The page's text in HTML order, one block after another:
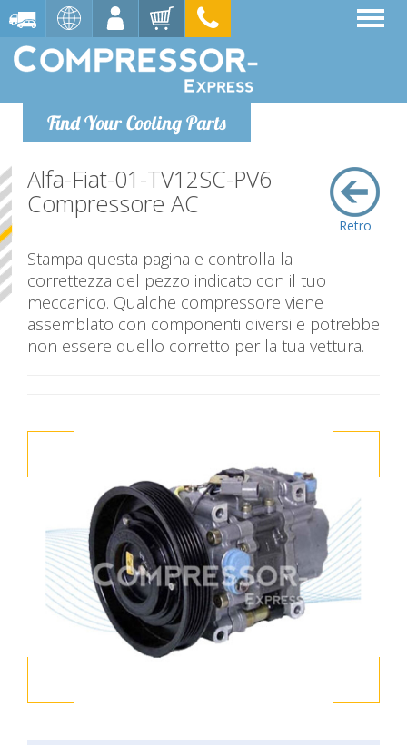
Find Your Cooling Parts
Retro
Alfa-Fiat-01-TV12SC-PV6
Compressore AC
Stampa questa pagina e controlla la
correttezza del pezzo indicato con il tuo
meccanico. Qualche compressore viene
assemblato con componenti diversi e potrebbe
non essere quello corretto per la tua vettura.